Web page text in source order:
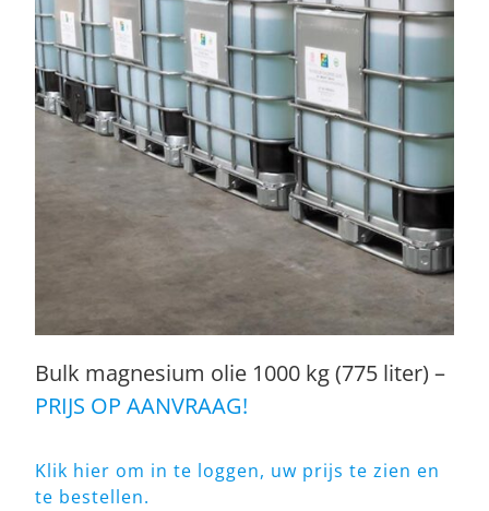
Bulk magnesium olie 1000 kg (775 liter) –
PRIJS OP AANVRAAG!
Klik hier om in te loggen, uw prijs te zien en
te bestellen.